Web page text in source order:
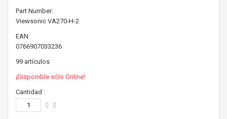
Part Number:
Viewsonic VA270-H-2
EAN:
0766907033236
99 artículos
¡Disponible sólo Online!
Cantidad :